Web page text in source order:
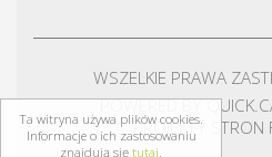
Ta witryna używa plików cookies.
Informacje o ich zastosowaniu
znajdują się tutaj.
WSZELKIE PRAWA
POWERED BY
PROJEKTY